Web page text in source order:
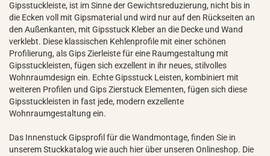
Gipsstuckleiste, ist im Sinne der Gewichtsreduzierung, nicht bis in
die Ecken voll mit Gipsmaterial und wird nur auf den Rückseiten an
den Außenkanten, mit Gipsstuck Kleber an die Decke und Wand
verklebt. Diese klassischen Kehlenprofile mit einer schönen
Profilierung, als Gips Zierleiste für eine Raumgestaltung mit
Gipsstuckleisten, fügen sich exzellent in ihr neues, stilvolles
Wohnraumdesign ein. Echte Gipsstuck Leisten, kombiniert mit
weiteren Profilen und Gips Zierstuck Elementen, fügen sich diese
Gipsstuckleisten in fast jede, modern exzellente
Wohnraumgestaltung ein.
Das Innenstuck Gipsprofil für die Wandmontage, finden Sie in
unserem Stuckkatalog wie auch hier über unseren Onlineshop. Die